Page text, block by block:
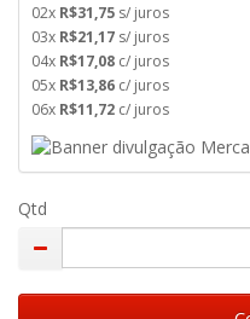
02x R$31,75 s/ juros
03x R$21,17 s/ juros
04x R$17,08 c/ juros
05x R$13,86 c/ juros
06x R$11,72 c/ juros
Qtd